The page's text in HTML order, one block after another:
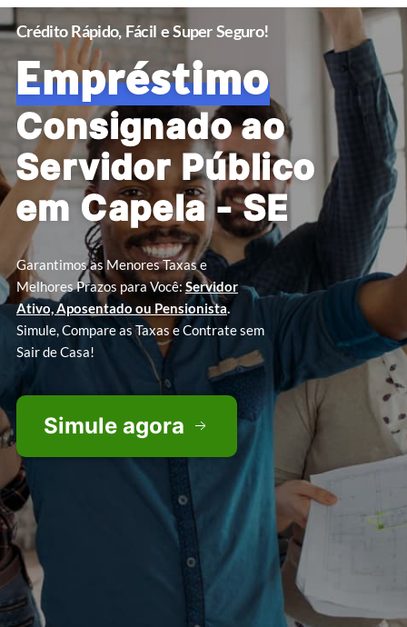
Crédito Rápido, Fácil e Super Seguro!
Empréstimo
Consignado ao
Servidor Público
em Capela - SE
Garantimos as Menores Taxas e
Melhores Prazos para Você:Servidor
Ativo, Aposentado ou Pensionista.
Simule, Compare as Taxas e Contrate sem
Sair de Casa!
Simule agora